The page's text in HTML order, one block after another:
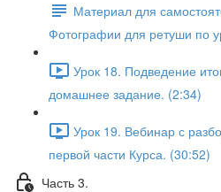
Материал для
Фотографии для ретуши по
Урок 18. Подведение
домашнее задание. (2:34)
Урок 19. Вебинар с
первой части Курса. (30:52)
Часть 3.